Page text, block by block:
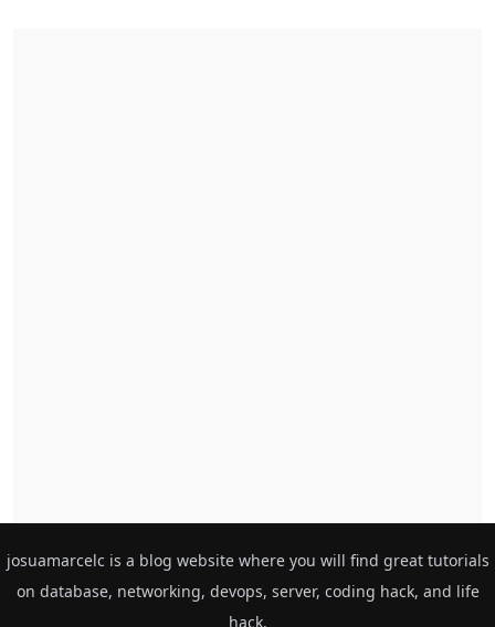
josuamarcelc is a blog website where you will find great tutorials
on database, networking, devops, server, coding hack, and life
hack.